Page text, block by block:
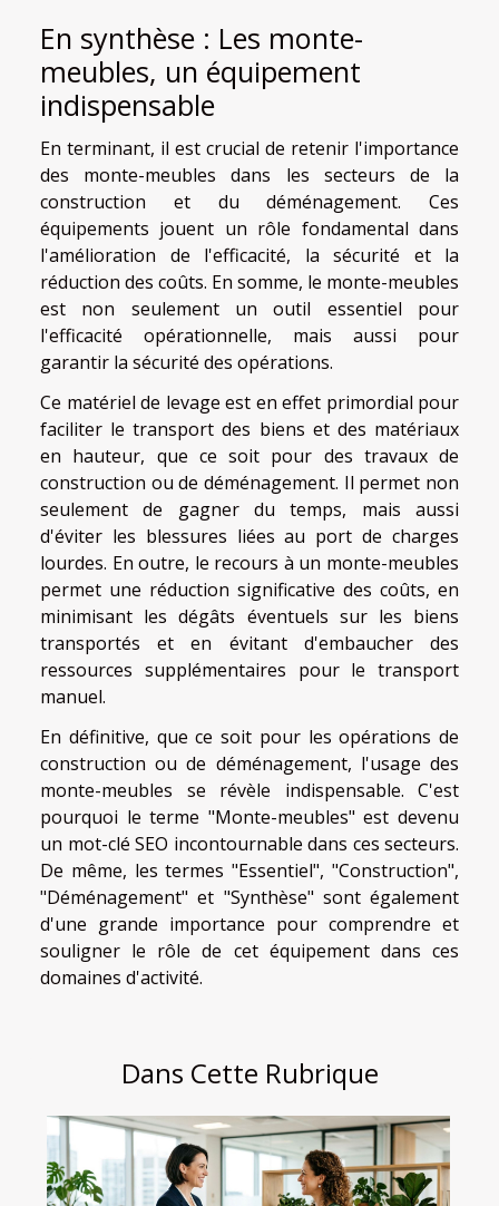
En synthèse : Les monte-
meubles, un équipement
indispensable
En terminant, il est crucial de retenir l'importance
des monte-meubles dans les secteurs de la
construction et du déménagement. Ces
équipements jouent un rôle fondamental dans
l'amélioration de l'efficacité, la sécurité et la
réduction des coûts. En somme, le monte-meubles
est non seulement un outil essentiel pour
l'efficacité opérationnelle, mais aussi pour
garantir la sécurité des opérations.
Ce matériel de levage est en effet primordial pour
faciliter le transport des biens et des matériaux
en hauteur, que ce soit pour des travaux de
construction ou de déménagement. Il permet non
seulement de gagner du temps, mais aussi
d'éviter les blessures liées au port de charges
lourdes. En outre, le recours à un monte-meubles
permet une réduction significative des coûts, en
minimisant les dégâts éventuels sur les biens
transportés et en évitant d'embaucher des
ressources supplémentaires pour le transport
manuel.
En définitive, que ce soit pour les opérations de
construction ou de déménagement, l'usage des
monte-meubles se révèle indispensable. C'est
pourquoi le terme "Monte-meubles" est devenu
un mot-clé SEO incontournable dans ces secteurs.
De même, les termes "Essentiel", "Construction",
"Déménagement" et "Synthèse" sont également
d'une grande importance pour comprendre et
souligner le rôle de cet équipement dans ces
domaines d'activité.
Dans Cette Rubrique